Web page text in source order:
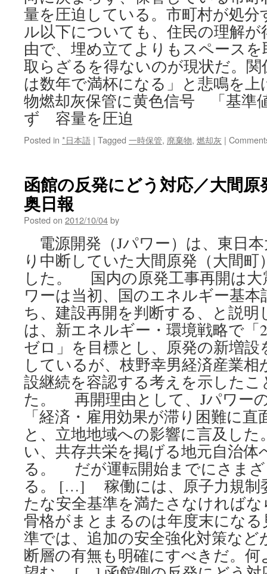
量を圧迫している。市町村が処
ル以下についても、住民の理解
由で、埋め立てよりもスペース
取らざるを得ないのが現状だ。
は数年で満杯になる」と悲鳴を上
物燃却灰保管に黄色信号 「基準
ず 容量を圧迫
Posted in *日本語 | Tagged 一時保管, 廃棄物, 燃却灰 |
函館の反発にどう対応／大間
奥日報
Posted on 2012/10/04by
電源開発（Jパワー）は、東日
り中断していた大間原発（大間町
した。 国内の原発工事再開は大
ワーは当初、国のエネルギー基
ち、建設再開を判断する、と説
は、新エネルギー・環境戦略で「
ゼロ」を目標とし、原発の新増
しているが、枝野幸男経済産業
設継続を容認する考えを示した
た。 再開理由として、Jパワー
「経済・雇用効果が滞り困難に
と、立地地域への影響に言及した
い、共存共栄を掲げる地元自治
る。 だが運転開始までにさま
る。 […] 稼働には、原子力規制
たな安全基準を満たさなければ
骨格がまとまるのは年度末にな
準では、追加の安全強化対策な
断層の有無も明確にすべきだ。